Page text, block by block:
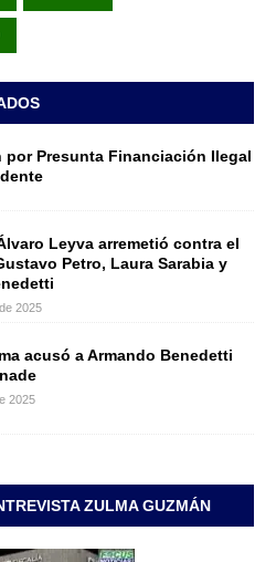
Presunta Financiación Ilegal
Leyva arremetió contra el
Petro, Laura Sarabia y
2025
acusó a Armando Benedetti
2025
ZULMA GUZMÁN